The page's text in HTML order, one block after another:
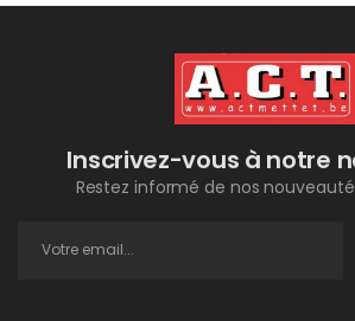
Inscrivez-vous à notre
Restez informé de nos